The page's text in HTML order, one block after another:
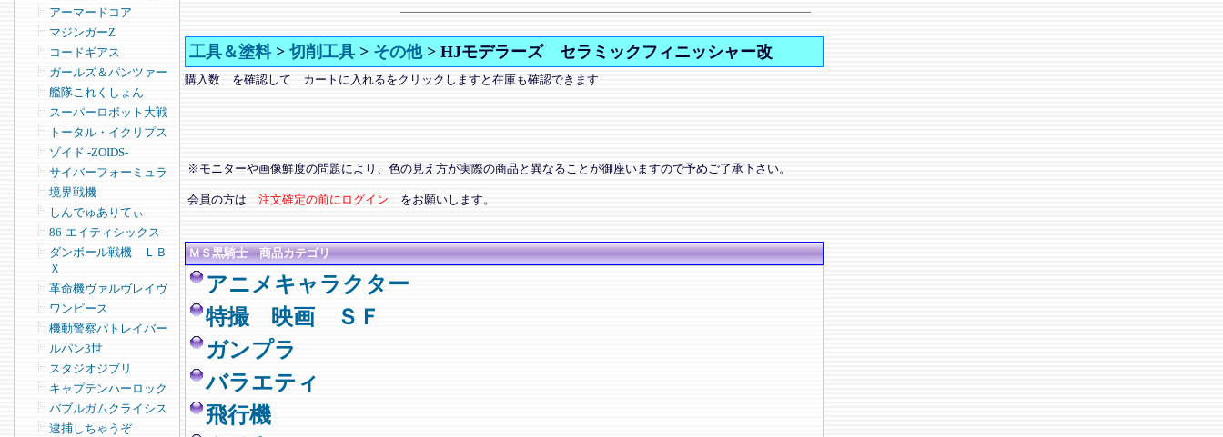
アーマードコア
マジンガーZ
コードギアス
ガールズ＆パンツァー
艦隊これくしょん
スーパーロボット大戦
トータル・イクリプス
ゾイド -ZOIDS-
サイバーフォーミュラ
境界戦機
しんでゅありてぃ
86-エイティシックス-
ダンボール戦機 ＬＢ
Ｘ
革命機ヴァルヴレイヴ
ワンピース
機動警察パトレイバー
ルパン3世
スタジオジブリ
キャプテンハーロック
バブルガムクライシス
逮捕しちゃうぞ
工具＆塗料> 切削工具 > その他> HJモデラーズ セラミックフィニッシャー改
購入数 を確認して カートに入れるをクリックしますと在庫も確認できます
※モニターや画像鮮度の問題により、色の見え方が実際の商品と異なることが御座いますので予めご了承下さい。
会員の方は 注文確定の前にログイン をお願いします。
ＭＳ黒騎士 商品カテゴリ
アニメキャラクター
特撮 映画 ＳＦ
ガンプラ
バラエティ
飛行機